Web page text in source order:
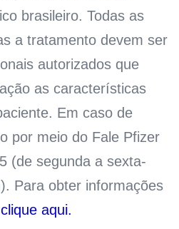
brasileiro. Todas as
a tratamento devem ser
autorizados que
as características
Em caso de
por meio do Fale Pfizer
(de segunda a sexta-
Para obter informações
clique aqui.